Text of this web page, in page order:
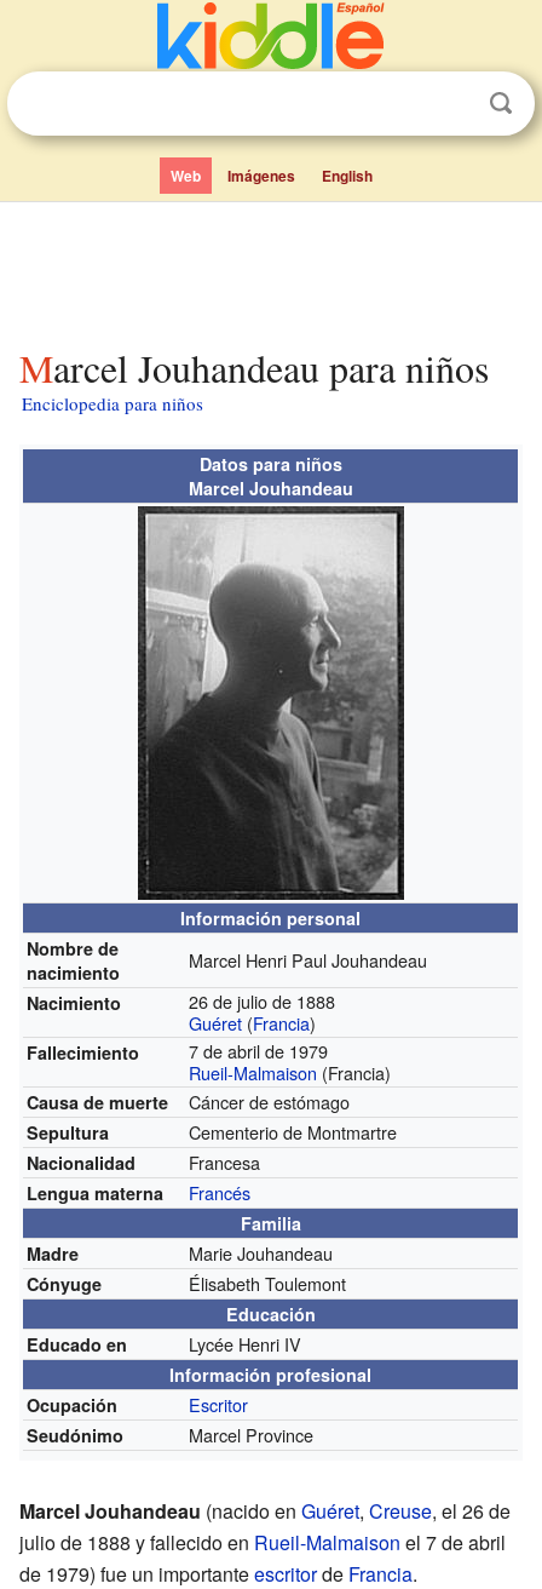
Web Imágenes English
Marcel Jouhandeau para niños
Enciclopedia para niños
Datos para niños
Marcel Jouhandeau
Información personal
Nombre de
nacimiento
Marcel Henri Paul Jouhandeau
Nacimiento
26 de julio de 1888
Guéret (Francia)
Fallecimiento
7 de abril de 1979
Rueil-Malmaison (Francia)
Causa de muerte Cáncer de estómago
Sepultura Cementerio de Montmartre
Nacionalidad Francesa
Lengua materna Francés
Familia
Madre
Marie Jouhandeau
Cónyuge Élisabeth Toulemont
Educación
Educado en
Lycée Henri IV
Información profesional
Ocupación
Escritor
Seudónimo Marcel Province
Marcel Jouhandeau (nacido en Guéret, Creuse, el 26 de
julio de 1888 y fallecido en Rueil-Malmaison el 7 de abril
de 1979) fue un importanteescritorde Francia.